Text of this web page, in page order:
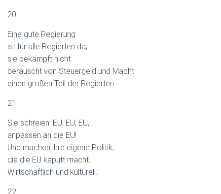
20.
Eine gute Regierung
ist für alle Regierten da,
sie bekämpft nicht
berauscht von Steuergeld und Macht
einen großen Teil der Regierten.
21.
Sie schreien: EU, EU, EU,
anpassen an die EU!
Und machen ihre eigene Politik,
die die EU kaputt macht.
Wirtschaftlich und kulturell.
22.